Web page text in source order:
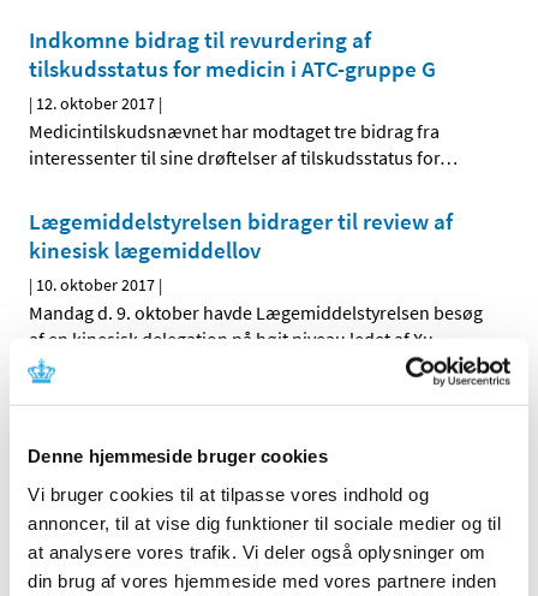
Denne hjemmeside bruger cookies
Vi bruger cookies til at tilpasse vores indhold og
annoncer, til at vise dig funktioner til sociale medier og til
at analysere vores trafik. Vi deler også oplysninger om
din brug af vores hjemmeside med vores partnere inden
Indkomne bidrag til revurdering af
tilskudsstatus for medicin i ATC-gruppe G
| 12. oktober 2017 |
Medicintilskudsnævnet har modtaget tre bidrag fra
interessenter til sine drøftelser af tilskudsstatus for…
Lægemiddelstyrelsen bidrager til review af
kinesisk lægemiddellov
| 10. oktober 2017 |
Mandag d. 9. oktober havde Lægemiddelstyrelsen besøg
af en kinesisk delegation på højt niveau ledet af Xu
Høring om nyt forslag til tilskudsstatus for
|5. oktober 2017|
Medicintilskudsnævnet er fortsat i gang med at revurdere
tilskudsstatus for medicin mod astma og KOL …
Videnskabelig erfaringsopsamling på